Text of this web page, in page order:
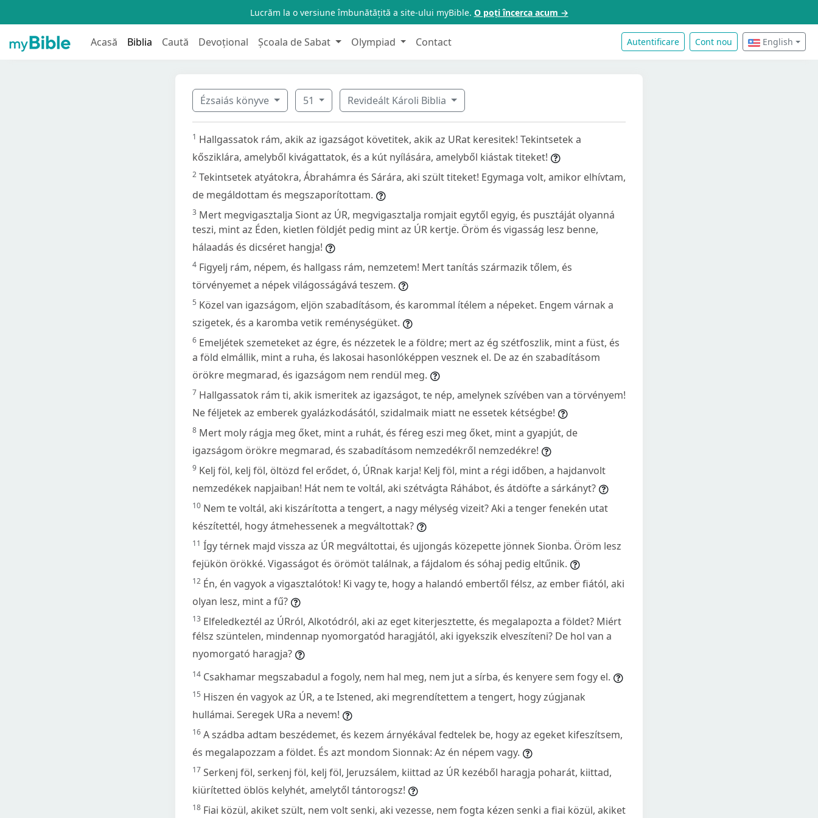
Lucrăm la o versiune îmbunătățită a site-ului myBible. O poți încerca acum →
Acasă Biblia Caută Devoțional Școala de Sabat Olympiad Contact Autentificare Cont nou English
Ézsaiás könyve 51 Revideált Károli Biblia
1 Hallgassatok rám, akik az igazságot követitek, akik az URat keresitek! Tekintsetek a
kősziklára, amelyből kivágattatok, és a kút nyílására, amelyből kiástak titeket!
2 Tekintsetek atyátokra, Ábrahámra és Sárára, aki szült titeket! Egymaga volt, amikor elhívtam,
de megáldottam és megszaporítottam.
3 Mert megvigasztalja Siont az ÚR, megvigasztalja romjait egytől egyig, és pusztáját olyanná
teszi, mint az Éden, kietlen földjét pedig mint az ÚR kertje. Öröm és vigasság lesz benne,
hálaadás és dicséret hangja!
4 Figyelj rám, népem, és hallgass rám, nemzetem! Mert tanítás származik tőlem, és
törvényemet a népek világosságává teszem.
5 Közel van igazságom, eljön szabadításom, és karommal ítélem a népeket. Engem várnak a
szigetek, és a karomba vetik reménységüket.
6 Emeljétek szemeteket az égre, és nézzetek le a földre; mert az ég szétfoszlik, mint a füst, és
a föld elmállik, mint a ruha, és lakosai hasonlóképpen vesznek el. De az én szabadításom
örökre megmarad, és igazságom nem rendül meg.
7 Hallgassatok rám ti, akik ismeritek az igazságot, te nép, amelynek szívében van a törvényem!
Ne féljetek az emberek gyalázkodásától, szidalmaik miatt ne essetek kétségbe!
8 Mert moly rágja meg őket, mint a ruhát, és féreg eszi meg őket, mint a gyapjút, de
igazságom örökre megmarad, és szabadításom nemzedékről nemzedékre!
9 Kelj föl, kelj föl, öltözd fel erődet, ó, ÚRnak karja! Kelj föl, mint a régi időben, a hajdanvolt
nemzedékek napjaiban! Hát nem te voltál, aki szétvágta Ráhábot, és átdöfte a sárkányt?
10 Nem te voltál, aki kiszárította a tengert, a nagy mélység vizeit? Aki a tenger fenekén utat
készítettél, hogy átmehessenek a megváltottak?
11 Így térnek majd vissza az ÚR megváltottai, és ujjongás közepette jönnek Sionba. Öröm lesz
fejükön örökké. Vigasságot és örömöt találnak, a fájdalom és sóhaj pedig eltűnik.
12 Én, én vagyok a vigasztalótok! Ki vagy te, hogy a halandó embertől félsz, az ember fiától, aki
olyan lesz, mint a fű?
13 Elfeledkeztél az ÚRról, Alkotódról, aki az eget kiterjesztette, és megalapozta a földet? Miért
félsz szüntelen, mindennap nyomorgatód haragjától, aki igyekszik elveszíteni? De hol van a
nyomorgató haragja?
14 Csakhamar megszabadul a fogoly, nem hal meg, nem jut a sírba, és kenyere sem fogy el.
15 Hiszen én vagyok az ÚR, a te Istened, aki megrendítettem a tengert, hogy zúgjanak
hullámai. Seregek URa a nevem!
16 A szádba adtam beszédemet, és kezem árnyékával fedtelek be, hogy az egeket kifeszítsem,
és megalapozzam a földet. És azt mondom Sionnak: Az én népem vagy.
17 Serkenj föl, serkenj föl, kelj föl, Jeruzsálem, kiittad az ÚR kezéből haragja poharát, kiittad,
kiürítetted öblös kelyhét, amelytől tántorogsz!
18 Fiai közül, akiket szült, nem volt senki, aki vezesse, nem fogta kézen senki a fiai közül, akiket